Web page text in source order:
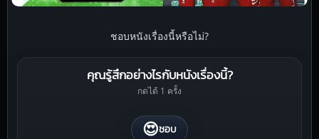
ชอบหนังเรื่องนี้หรือไม่?
คุณรู้สึกอย่างไรกับหนังเรื่องนี้?
กดได้ 1 ครั้ง
😍ชอบ